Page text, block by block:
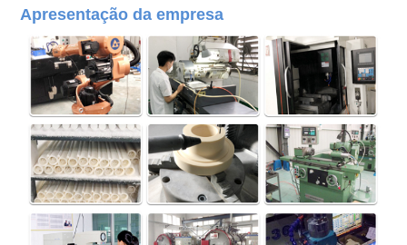
Apresentação da empresa